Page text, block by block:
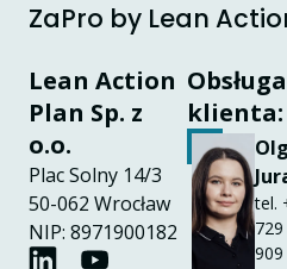
ZaPro by Lean
Lean Action
Plan Sp. z
o.o.
Plac Solny 14/3
50-062 Wrocław
NIP: 8971900182
Obsługa
klienta:
tel.
909